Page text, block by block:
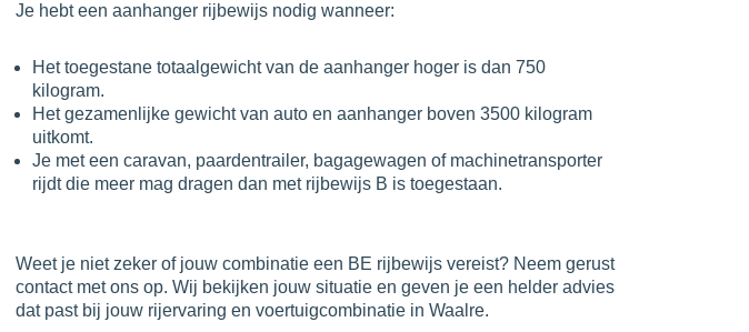
Je hebt een aanhanger rijbewijs nodig wanneer:
Het toegestane totaalgewicht van de aanhanger hoger is dan 750
kilogram.
Het gezamenlijke gewicht van auto en aanhanger boven 3500 kilogram
uitkomt.
Je met een caravan, paardentrailer, bagagewagen of machinetransporter
rijdt die meer mag dragen dan met rijbewijs B is toegestaan.
Weet je niet zeker of jouw combinatie een BE rijbewijs vereist? Neem gerust
contact met ons op. Wij bekijken jouw situatie en geven je een helder advies
dat past bij jouw rijervaring en voertuigcombinatie in Waalre.